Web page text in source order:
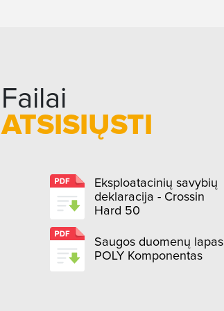
Failai
ATSISIŲSTI
Eksploatacinių savybių
deklaracija - Crossin
Hard 50
Saugos duomenų lapas
POLY Komponentas